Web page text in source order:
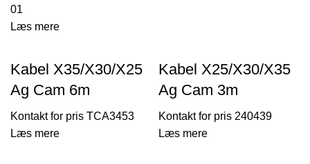
01
Læs mere
Kabel X35/X30/X25
Ag Cam 6m
TCA3453
Læs mere
Kabel X25/X30/X35
Ag Cam 3m
240439
Læs mere